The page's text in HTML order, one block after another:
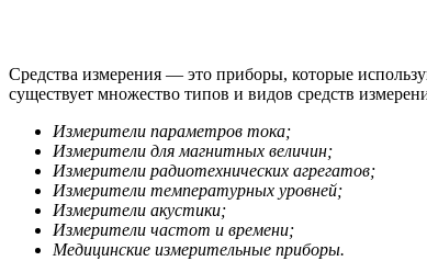
Средства измерения — это приборы, которые
существует множество типов и видов средств
Измерители параметров тока;
Измерители для магнитных величин;
Измерители радиотехнических агрегатов;
Измерители температурных уровней;
Измерители акустики;
Измерители частот и времени;
Медицинские измерительные приборы.